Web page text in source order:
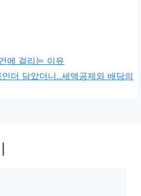
에 걸리는 이유
더 담았더니..세액공제와 배당의